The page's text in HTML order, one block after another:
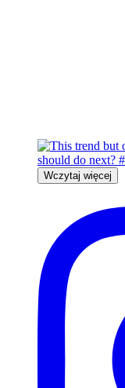
Wczytaj więcej